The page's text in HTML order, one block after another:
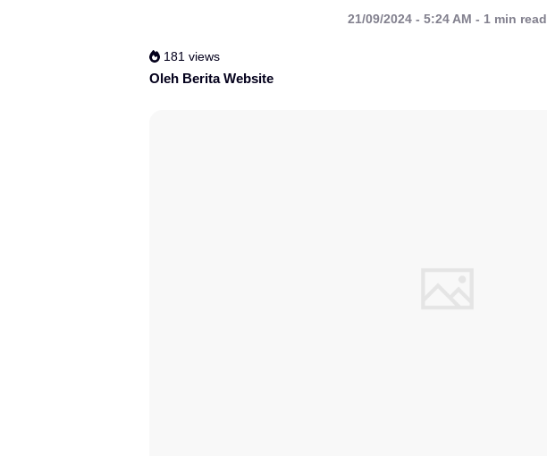
21/09/2024 - 5:24 AM - 1 min read
181 views
Oleh Berita Website